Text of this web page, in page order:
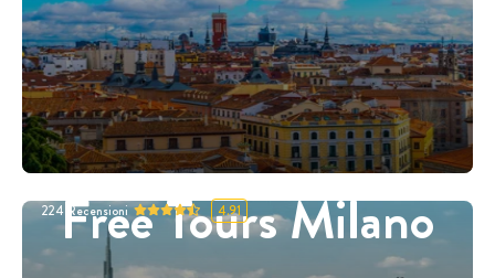
Free Tours Milano
224 Recensioni 4.91